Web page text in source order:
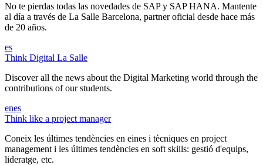
No te pierdas todas las novedades de SAP y SAP HANA. Mantente
al día a través de La Salle Barcelona, partner oficial desde hace más
de 20 años.
es
Think Digital La Salle
Discover all the news about the Digital Marketing world through the
contributions of our students.
enes
Think like a project manager
Coneix les últimes tendències en eines i tècniques en project
management i les últimes tendències en soft skills: gestió d'equips,
lideratge, etc.